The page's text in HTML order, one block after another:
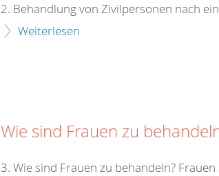
2. Behandlung von Zivilpersonen nach
Weiterlesen
Wie sind Frauen zu
3. Wie sind Frauen zu behandeln?